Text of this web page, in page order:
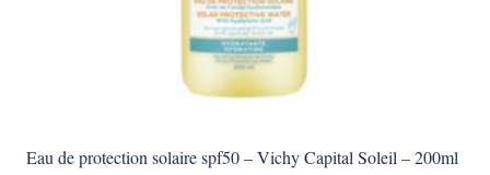
Eau de protection solaire spf50 – Vichy Capital Soleil – 200ml